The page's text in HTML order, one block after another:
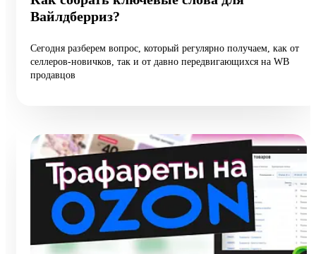
Вайлдберриз?
Сегодня разберем вопрос, который регулярно получаем, как от
селлеров-новичков, так и от давно передвигающихся на WB
продавцов